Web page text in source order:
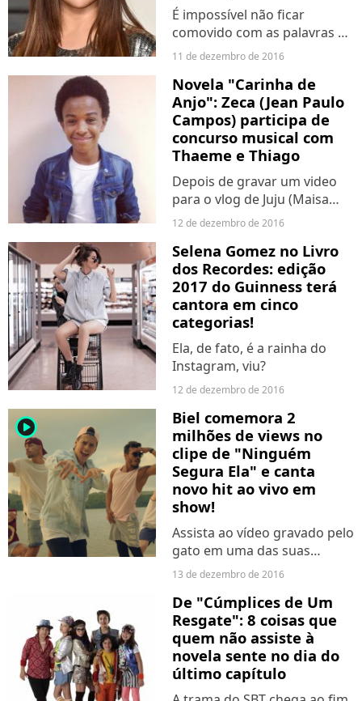
É impossível não ficar
comovido com as palavras de
Selena durante esses
11 de dezembro de 2016
Novela "Carinha de
Anjo": Zeca (Jean Paulo
Campos) participa de
concurso musical com
Thaeme e Thiago
Depois de gravar um video
para o vlog de Juju (Maisa
Silva), chega o dia do
12 de dezembro de 2016
Selena Gomez no Livro
dos Recordes: edição
2017 do Guinness terá
cantora em cinco
categorias!
Ela, de fato, é a rainha do
Instagram, viu?
12 de dezembro de 2016
player2
Biel comemora 2
milhões de views no
clipe de "Ninguém
Segura Ela" e canta
novo hit ao vivo em
show!
Assista ao vídeo gravado pelo
gato em uma das suas
apresentações!
13 de dezembro de 2016
De "Cúmplices de Um
Resgate": 8 coisas que
quem não assiste à
novela sente no dia do
último capítulo